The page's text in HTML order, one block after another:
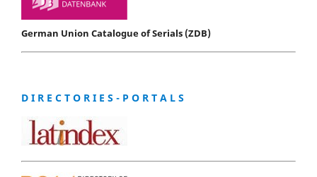
German Union Catalogue of Serials (ZDB)
D I R E C T O R I E S - P O R T A L S